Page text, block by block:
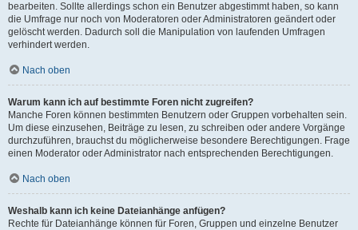
bearbeiten. Sollte allerdings schon ein Benutzer abgestimmt haben, so kann
die Umfrage nur noch von Moderatoren oder Administratoren geändert oder
gelöscht werden. Dadurch soll die Manipulation von laufenden Umfragen
verhindert werden.
Nach oben
Warum kann ich auf bestimmte Foren nicht zugreifen?
Manche Foren können bestimmten Benutzern oder Gruppen vorbehalten sein.
Um diese einzusehen, Beiträge zu lesen, zu schreiben oder andere Vorgänge
durchzuführen, brauchst du möglicherweise besondere Berechtigungen. Frage
einen Moderator oder Administrator nach entsprechenden Berechtigungen.
Nach oben
Weshalb kann ich keine Dateianhänge anfügen?
Rechte für Dateianhänge können für Foren, Gruppen und einzelne Benutzer